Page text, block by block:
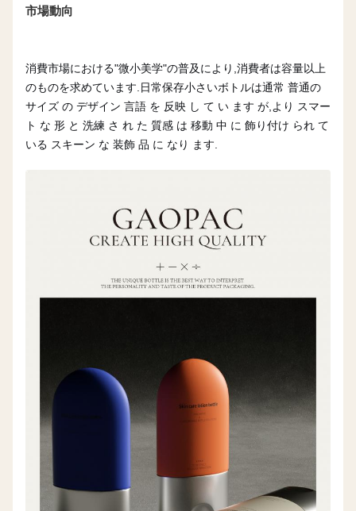
市場動向
消費市場における"微小美学"の普及により,消費者は容量以上
のものを求めています.日常保存小さいボトルは通常 普通の
サイズ の デザイン 言語 を 反映 し て い ます が,より スマー
ト な 形 と 洗練 さ れ た 質感 は 移動 中 に 飾り付け られ て
いる スキーン な 装飾 品 に なり ます.